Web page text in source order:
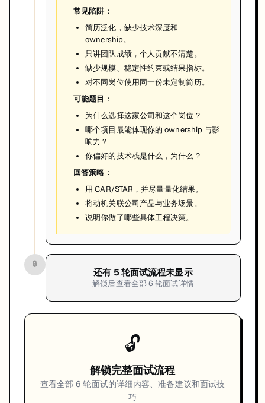
常见陷阱 ：
简历泛化，缺少技术深度和
ownership。
只讲团队成绩，个人贡献不清楚。
缺少规模、稳定性约束或结果指标。
对不同岗位使用同一份未定制简历。
可能题目 ：
为什么选择这家公司和这个岗位？
哪个项目最能体现你的 ownership 与影
响力？
你偏好的技术栈是什么，为什么？
回答策略 ：
用 CAR/STAR，并尽量量化结果。
将动机关联公司产品与业务场景。
说明你做了哪些具体工程决策。
🔒
还有 5轮面试流程未显示
解锁后查看全部6 轮面试详情
🔓
解锁完整面试流程
查看全部6 轮面试的详细内容、准备建议和面试技
巧